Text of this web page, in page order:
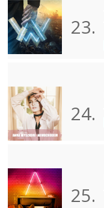
23.
24.
25.